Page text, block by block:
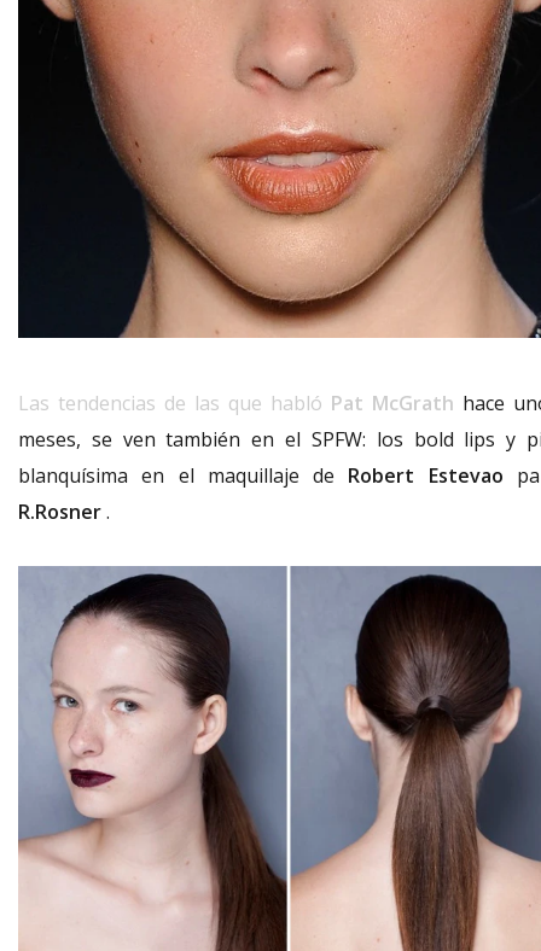
Las tendencias de las que habló Pat McGrath hace
meses, se ven también en el SPFW: los bold lips y
blanquísima en el maquillaje de Robert Estevao
R.Rosner.